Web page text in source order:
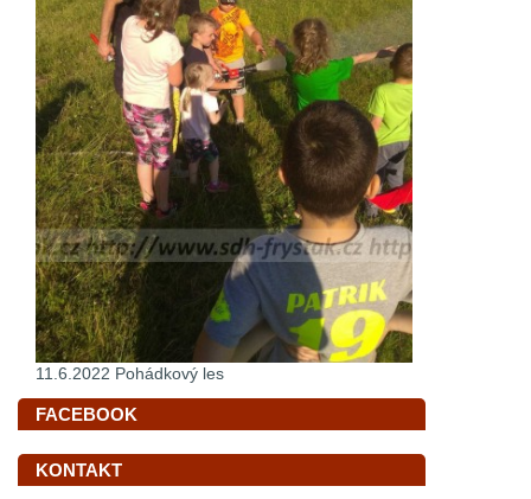
11.6.2022 Pohádkový les
FACEBOOK
KONTAKT